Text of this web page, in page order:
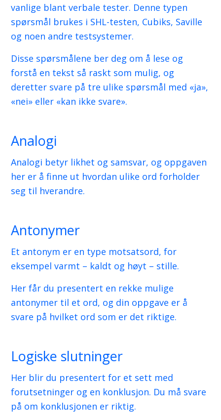
vanlige blant verbale tester. Denne typen
spørsmål brukes i SHL-testen, Cubiks, Saville
og noen andre testsystemer.
Disse spørsmålene ber deg om å lese og
forstå en tekst så raskt som mulig, og
deretter svare på tre ulike spørsmål med «ja»,
«nei» eller «kan ikke svare».
Analogi
Analogi betyr likhet og samsvar, og oppgaven
her er å finne ut hvordan ulike ord forholder
seg til hverandre.
Antonymer
Et antonym er en type motsatsord, for
eksempel varmt – kaldt og høyt – stille.
Her får du presentert en rekke mulige
antonymer til et ord, og din oppgave er å
svare på hvilket ord som er det riktige.
Logiske slutninger
Her blir du presentert for et sett med
forutsetninger og en konklusjon. Du må svare
på om konklusjonen er riktig.